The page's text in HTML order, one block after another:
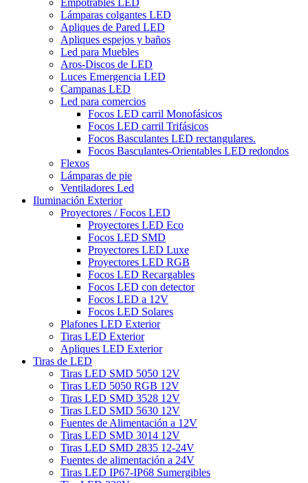
Empotrables LED
Lámparas colgantes LED
Apliques de Pared LED
Apliques espejos y baños
Led para Muebles
Aros-Discos de LED
Luces Emergencia LED
Campanas LED
Led para comercios
Focos LED carril Monofásicos
Focos LED carril Trifásicos
Focos Basculantes LED rectangulares.
Focos Basculantes-Orientables LED redondos
Flexos
Lámparas de pie
Ventiladores Led
Iluminación Exterior
Proyectores / Focos LED
Proyectores LED Eco
Focos LED SMD
Proyectores LED Luxe
Proyectores LED RGB
Focos LED Recargables
Focos LED con detector
Focos LED a 12V
Focos LED Solares
Plafones LED Exterior
Tiras LED Exterior
Apliques LED Exterior
Tiras de LED
Tiras LED SMD 5050 12V
Tiras LED 5050 RGB 12V
Tiras LED SMD 3528 12V
Tiras LED SMD 5630 12V
Fuentes de Alimentación a 12V
Tiras LED SMD 3014 12V
Tiras LED SMD 2835 12-24V
Fuentes de alimentación a 24V
Tiras LED IP67-IP68 Sumergibles